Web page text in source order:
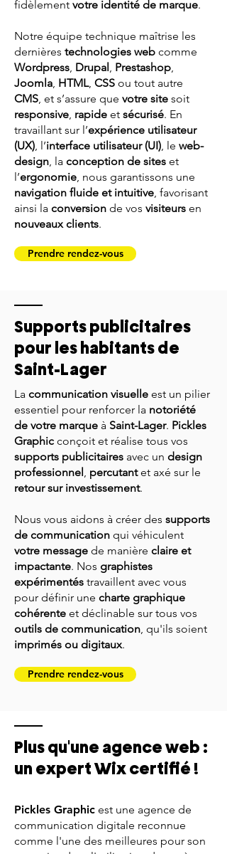
fidèlement votre identité de marque.
Notre équipe technique maîtrise les
dernières technologies web comme
Wordpress, Drupal, Prestashop,
Joomla, HTML, CSS ou tout autre
CMS, et s’assure que votre site soit
responsive, rapide et sécurisé. En
travaillant sur l’expérience utilisateur
(UX), l’interface utilisateur (UI), le web-
design, la conception de sites et
l’ergonomie, nous garantissons une
navigation fluide et intuitive, favorisant
ainsi la conversion de vos visiteurs en
nouveaux clients.
Prendre rendez-vous
Supports publicitaires
pour les habitants de
Saint-Lager
La communication visuelle est un pilier
essentiel pour renforcer la notoriété
de votre marque à Saint-Lager. Pickles
Graphic conçoit et réalise tous vos
supports publicitaires avec un design
professionnel, percutantet axé sur le
retour sur investissement.
Nous vous aidons à créer des supports
de communication qui véhiculent
votre message de manière claire et
impactante. Nos graphistes
expérimentés travaillent avec vous
pour définir une charte graphique
cohérente et déclinable sur tous vos
outils de communication, qu'ils soient
imprimés ou digitaux.
Prendre rendez-vous
Plus qu'une agence web :
un expert Wix certifié !
Pickles Graphic est une agence de
communication digitale reconnue
comme l'une des meilleures pour son